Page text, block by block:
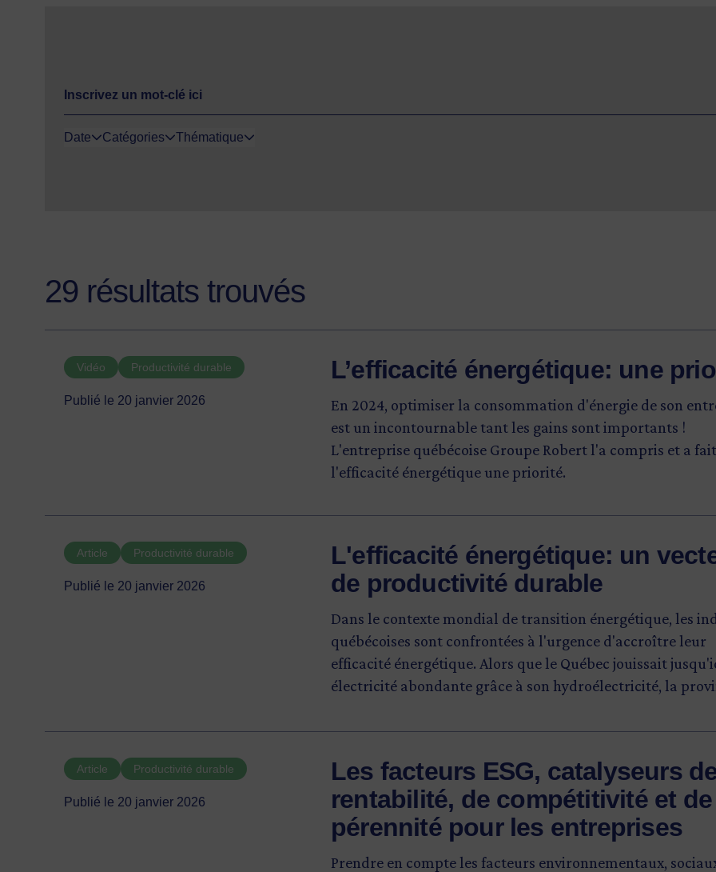
Date Catégories Thématique
29 résultats trouvés
Vidéo Productivité durable
Publié le 20 janvier 2026
L’efficacité énergétique: une
En 2024, optimiser la consommation d'énergie de son
est un incontournable tant les gains sont importants !
L'entreprise québécoise Groupe Robert l'a compris et a
l'efficacité énergétique une priorité.
Article Productivité durable
Publié le 20 janvier 2026
L'efficacité énergétique: un
de productivité durable
Dans le contexte mondial de transition énergétique, les
québécoises sont confrontées à l'urgence d'accroître leur
efficacité énergétique. Alors que le Québec jouissait
électricité abondante grâce à son hydroélectricité, la
situation, combinée à la montée des préoccupations
(environnement, société, gouvernance) par les entreprises
donneurs d’ordre, fait en sorte que l'efficacité énergétique
un élément incontournable pour la productivité et la
compétitivité des entreprises.
Article Productivité durable
Publié le 20 janvier 2026
Les facteurs ESG, catalyseurs
rentabilité, de compétitivité et de
pérennité pour les entreprises
Prendre en compte les facteurs environnementaux,